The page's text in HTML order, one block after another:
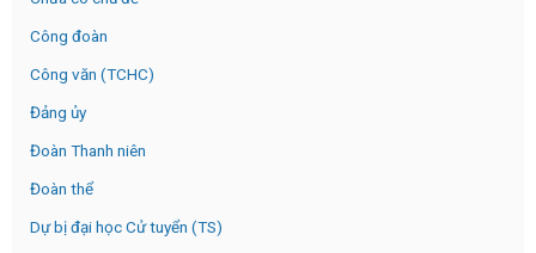
Công đoàn
Công văn (TCHC)
Đảng ủy
Đoàn Thanh niên
Đoàn thể
Dự bị đại học Cử tuyển (TS)